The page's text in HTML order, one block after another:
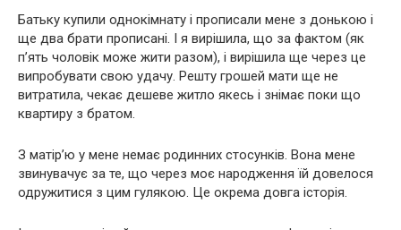
Батьку купили однокімнату і прописали мене з донькою і
ще два брати прописані. І я вирішила, що за фактом (як
п’ять чоловік може жити разом), і вирішила ще через це
випробувати свою удачу. Решту грошей мати ще не
витратила, чекає дешеве житло якесь і знімає поки що
квартиру з братом.
З матір’ю у мене немає родинних стосунків. Вона мене
звинувачує за те, що через моє народження їй довелося
одружитися з цим гулякою. Це окрема довга історія.